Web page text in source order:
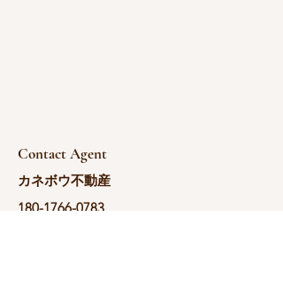
Contact Agent
カネボウ不動産
180-1766-0783